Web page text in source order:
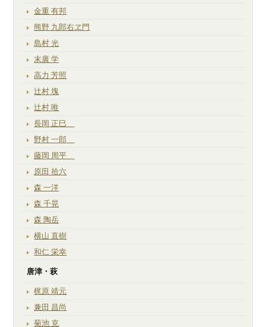
金重 有邦
熊野 九郎右ヱ門
島村 光
末廣 学
高力 芳照
辻村 塊
辻村 唯
長岡 正巳
野村 一郎
藤岡 周平
原田 拾六
森 一洋
森 千晃
森 陶岳
横山 直樹
和仁 栄幸
唐津・萩
梶原 靖元
兼田 昌尚
菊池 克